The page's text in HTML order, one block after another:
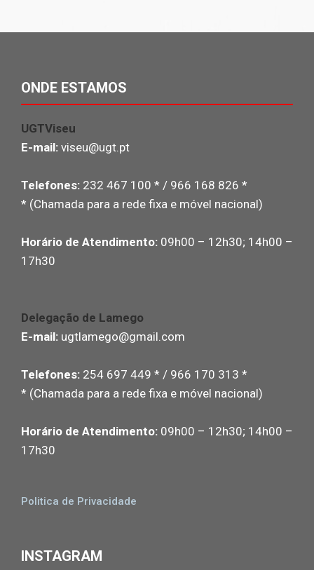
ONDE ESTAMOS
UGTViseu
E-mail: viseu@ugt.pt
Telefones: 232 467 100 * / 966 168 826 *
* (Chamada para a rede fixa e móvel nacional)
Horário de Atendimento: 09h00 – 12h30; 14h00 –
17h30
Delegação de Lamego
E-mail: ugtlamego@gmail.com
Telefones: 254 697 449 * / 966 170 313 *
* (Chamada para a rede fixa e móvel nacional)
Horário de Atendimento: 09h00 – 12h30; 14h00 –
17h30
Politica de Privacidade
INSTAGRAM